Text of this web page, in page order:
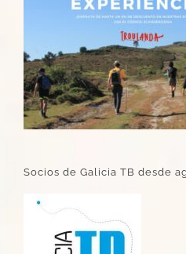
Socios de Galicia TB desde